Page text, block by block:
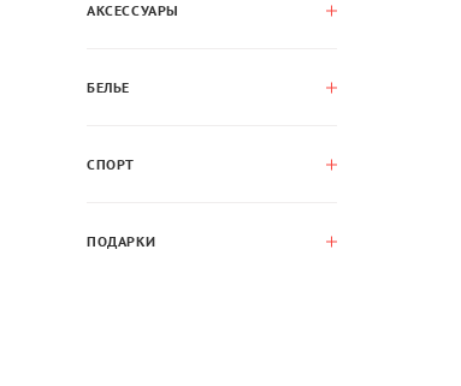
АКСЕССУАРЫ
БЕЛЬЕ
СПОРТ
ПОДАРКИ